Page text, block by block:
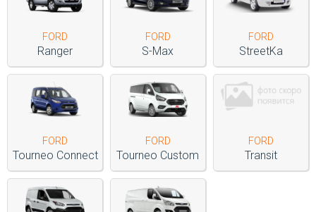
FORD
Ranger
FORD
S-Max
FORD
StreetKa
FORD
Tourneo Connect
FORD
Tourneo Custom
FORD
Transit